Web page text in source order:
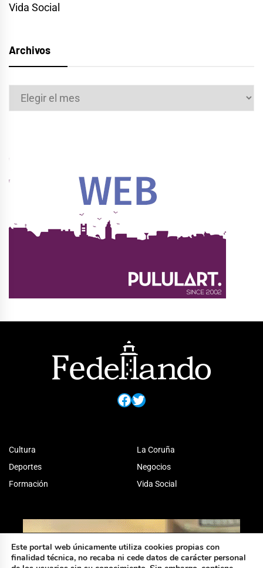
Vida Social
Archivos
Archivos
Facebook
Twitter
Cultura
Deportes
Formación
La Coruña
Negocios
Vida Social
Este portal web únicamente utiliza cookies propias con
finalidad técnica, no recaba ni cede datos de carácter personal